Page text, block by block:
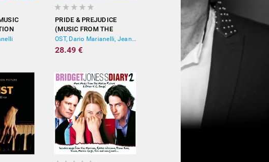
PRIDE & PREJUDICE
(MUSIC FROM THE
MOTION PICTURE)
OST, Dario Marianelli, Jean-Yves Thibaudet
28.49 €